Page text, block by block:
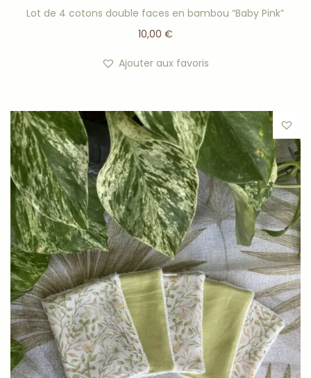
Lot de 4 cotons double faces en bambou “Baby Pink”
10,00 €
Ajouter aux favoris